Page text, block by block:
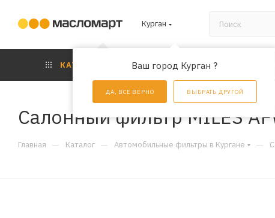
Курган
Ваш город Курган ?
ДА, ВСЕ ВЕРНО ВЫБРАТЬ ДРУГОЙ
КАТАЛОГ АКЦИИ
Салонный фильтр MILES
Главная — Каталог — Автомобильные фильтры в Кургане —